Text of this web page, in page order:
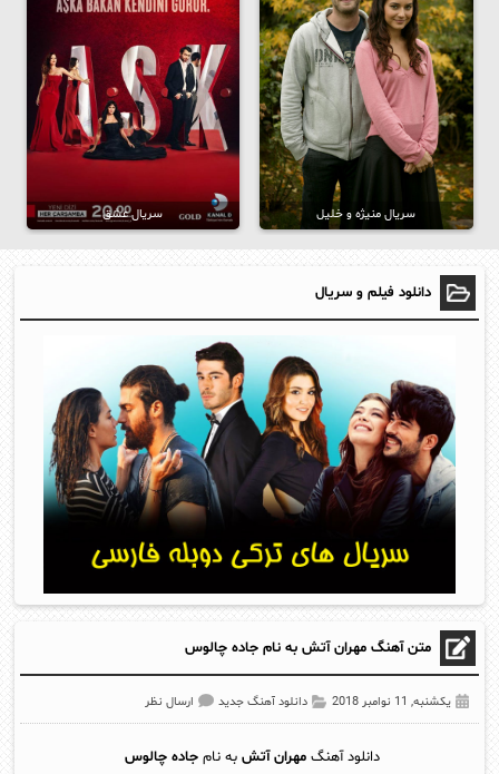
سریال منیژه و خلیل سریال عشق
دانلود فیلم و سریال
متن آهنگ مهران آتش به نام جاده چالوس
یکشنبه, 11 نوامبر 2018 دانلود آهنگ جدید ارسال نظر
دانلود آهنگمهران آتش به نامجاده چالوس